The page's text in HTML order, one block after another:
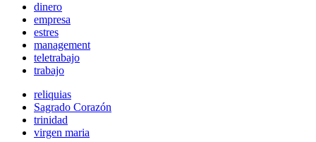
dinero
empresa
estres
management
teletrabajo
trabajo
reliquias
Sagrado Corazón
trinidad
virgen maria